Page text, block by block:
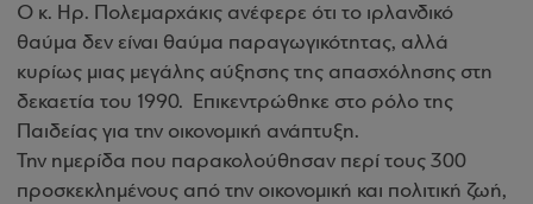
Ο κ. Ηρ. Πολεμαρχάκις ανέφερε ότι το ιρλανδικό
θαύμα δεν είναι θαύμα παραγωγικότητας, αλλά
κυρίως μιας μεγάλης αύξησης της απασχόλησης στη
δεκαετία του 1990. Επικεντρώθηκε στο ρόλο της
Παιδείας για την οικονομική ανάπτυξη.
Την ημερίδα που παρακολούθησαν περί τους 300
προσκεκλημένους από την οικονομική και πολιτική ζωή,